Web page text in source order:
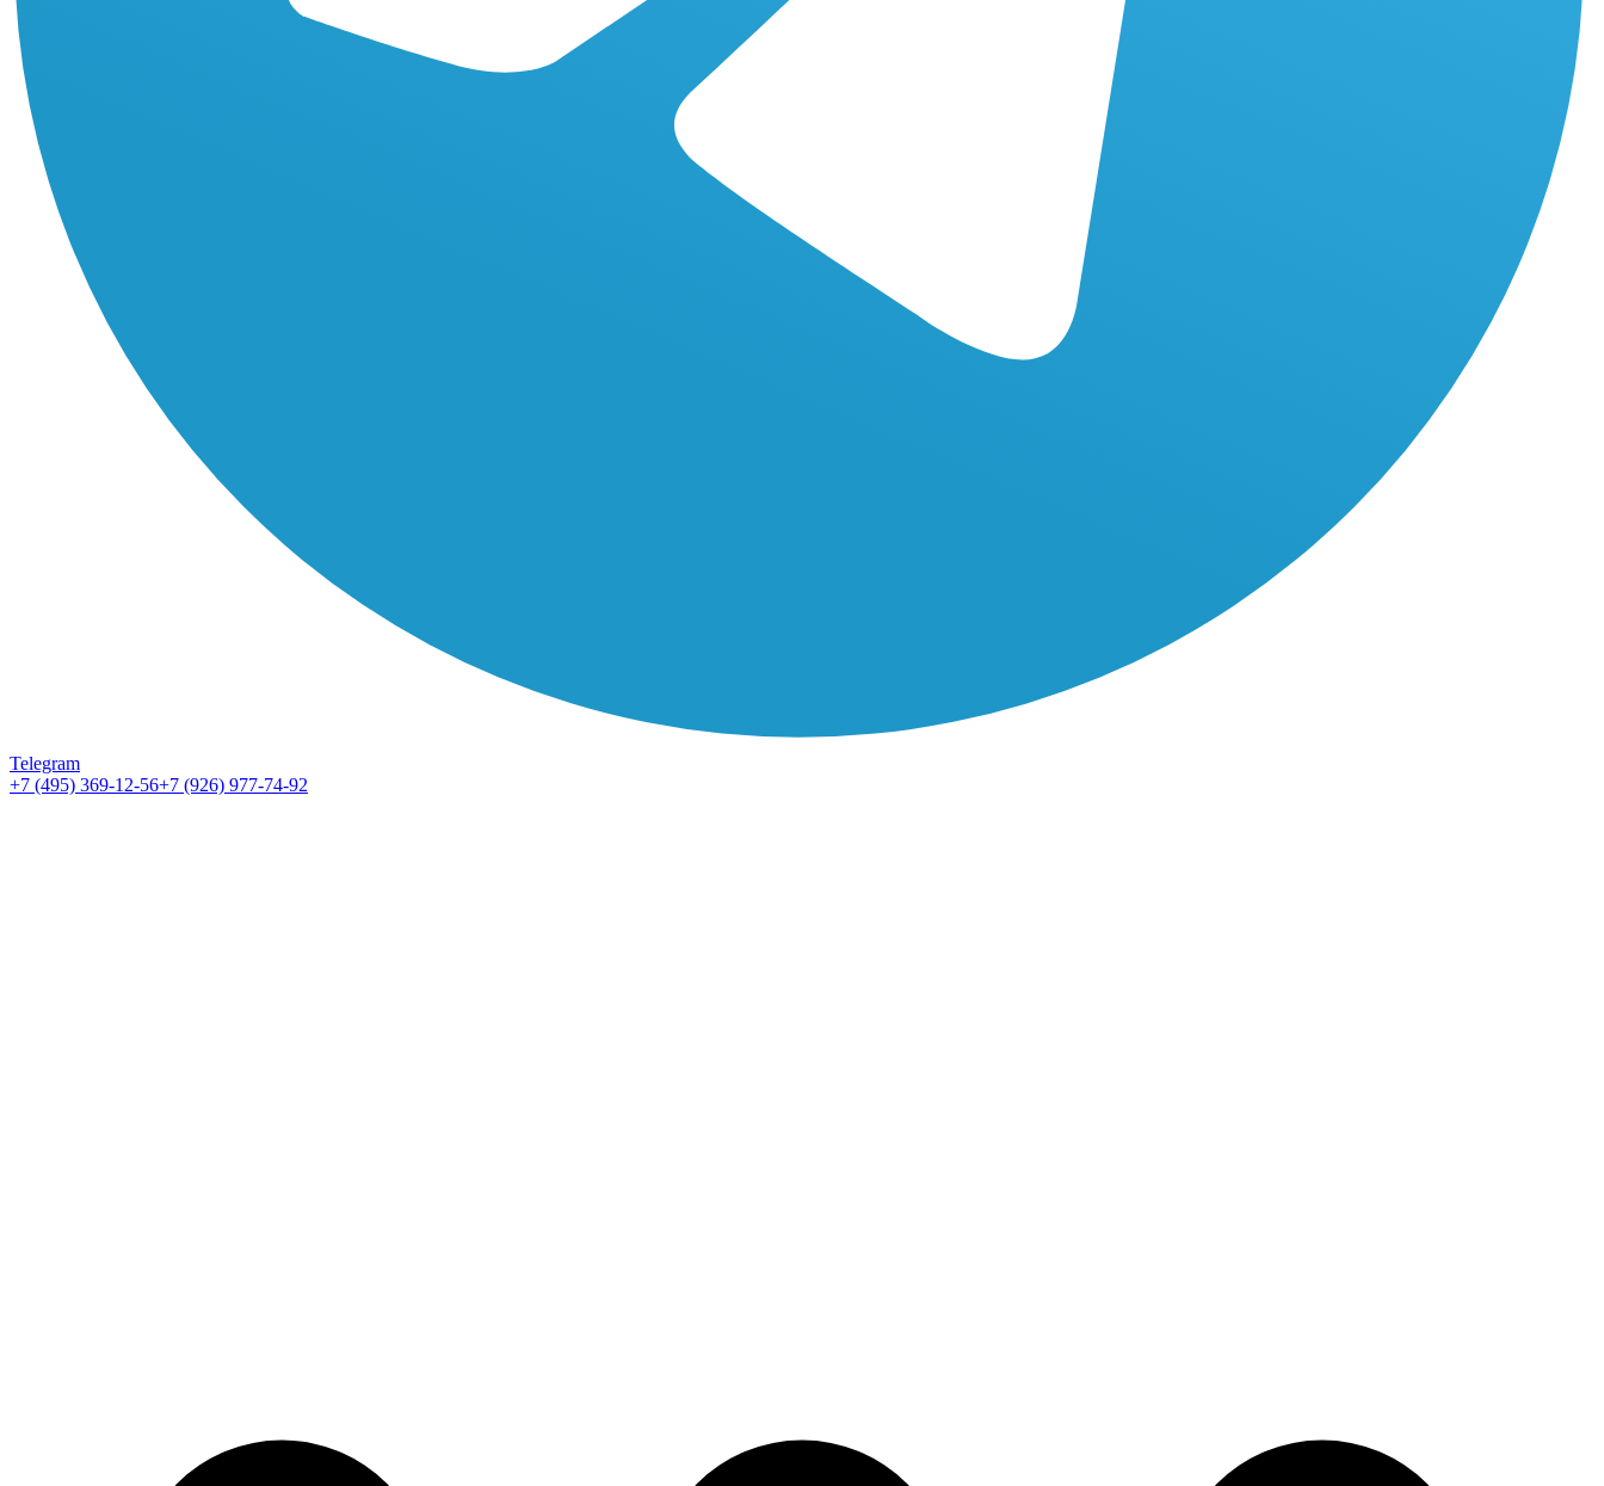
Telegram
+7 (495) 369-12-56+7 (926) 977-74-92